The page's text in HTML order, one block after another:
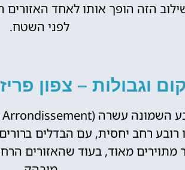
הזה הופך אותו לאחד האזורים
לפני השטח.
וגבולות – צפון
17 ו־19. זהו רובע רחב יחסית, עם הבדלים
מתוירים מאוד, בעוד שהאזורים
רכב
השוואת מחירים
לחצו
פה!